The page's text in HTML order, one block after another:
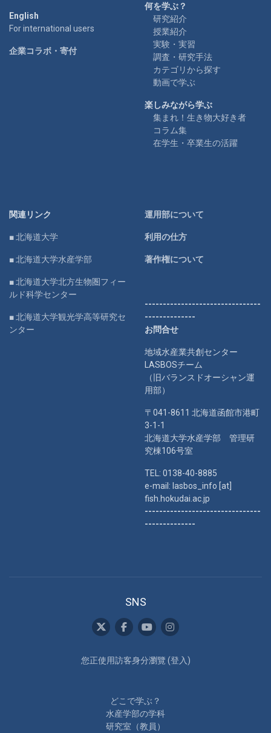
English
For international users
企業コラボ・寄付
何を学ぶ？
研究紹介
授業紹介
実験・実習
調査・研究手法
カテゴリから探す
動画で学ぶ
楽しみながら学ぶ
集まれ！生き物大好き者
コラム集
在学生・卒業生の活躍
関連リンク
■ 北海道大学
■ 北海道大学水産学部
■ 北海道大学北方生物圏フィー
ルド科学センター
■ 北海道大学観光学高等研究セ
ンター
運用部について
利用の仕方
著作権について
--------------------------------
--------------
お問合せ
地域水産業共創センター
LASBOSチーム
（旧バランスドオーシャン運
用部）
〒041-8611 北海道函館市港町
3-1-1
北海道大学水産学部 管理研
究棟106号室
TEL: 0138-40-8885
e-mail: lasbos_info [at]
fish.hokudai.ac.jp
--------------------------------
--------------
SNS
您正使用訪客身分瀏覽 (登入 )
どこで学ぶ？
水産学部の学科
研究室（教員）